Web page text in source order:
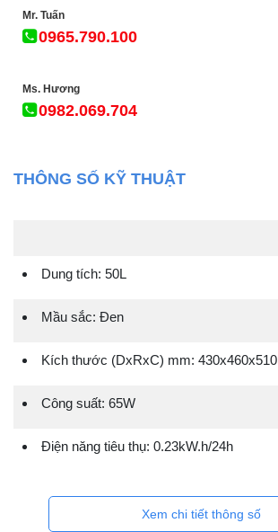
Mr. Tuấn
0965.790.100
Ms. Hương
0982.069.704
THÔNG SỐ KỸ THUẬT
Dung tích: 50L
Mầu sắc: Đen
Kích thước (DxRxC) mm: 430x460x510
Công suất: 65W
Điện năng tiêu thụ: 0.23kW.h/24h
Xem chi tiết thông số